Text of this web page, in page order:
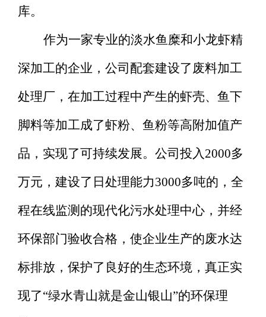
库。
作为一家专业的淡水鱼糜和小龙虾精
深加工的企业，公司配套建设了废料加工
处理厂，在加工过程中产生的虾壳、鱼下
脚料等加工成了虾粉、鱼粉等高附加值产
品，实现了可持续发展。公司投入2000多
万元，建设了日处理能力3000多吨的，全
程在线监测的现代化污水处理中心，并经
环保部门验收合格，使企业生产的废水达
标排放，保护了良好的生态环境，真正实
现了“绿水青山就是金山银山”的环保理